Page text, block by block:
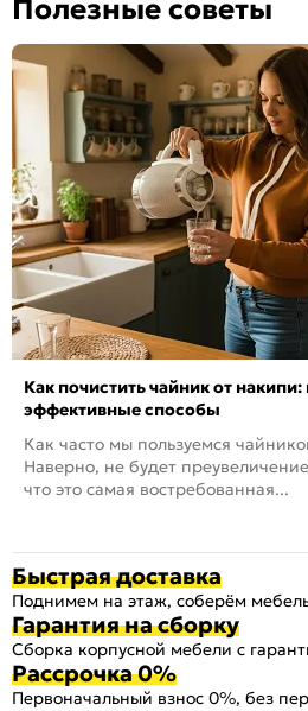
Полезные советы
Как почистить чайник от
эффективные способы
Как часто мы пользуемся
Наверно, не будет
что это самая востребованная...
Быстрая доставка
Поднимем на этаж, соберём
Гарантия на сборку
Сборка корпусной мебели с
Рассрочка 0%
Первоначальный взнос 0%, без